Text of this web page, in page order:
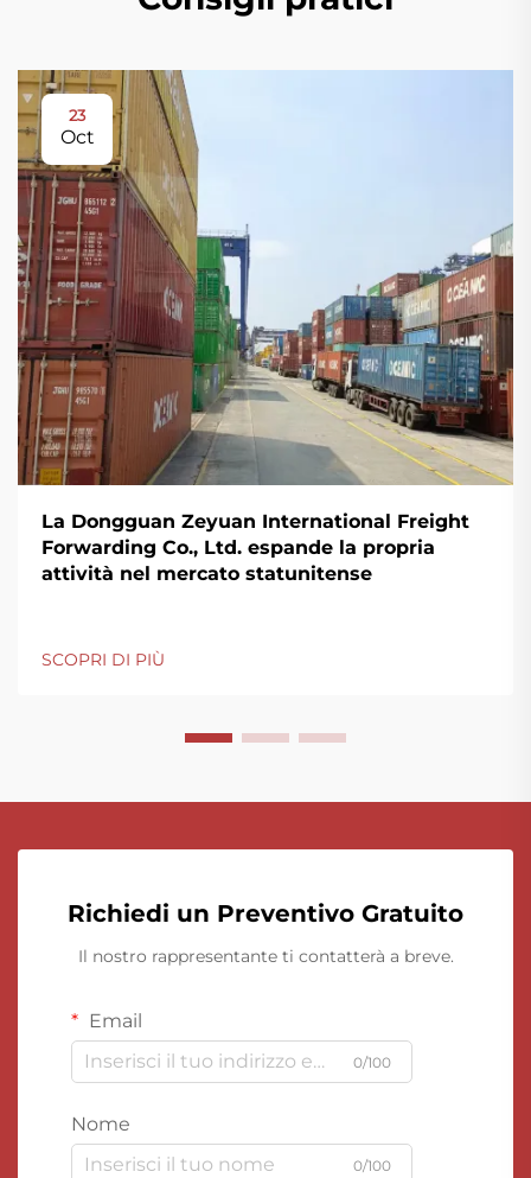
23
Oct
La Dongguan Zeyuan International Freight
Forwarding Co., Ltd. espande la propria
attività nel mercato statunitense
SCOPRI DI PIÙ
Richiedi un Preventivo Gratuito
Il nostro rappresentante ti contatterà a breve.
Email
0/100
Nome
0/100